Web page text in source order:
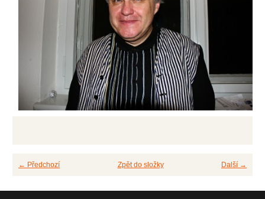
← Předchozí Další →
Zpět do složky